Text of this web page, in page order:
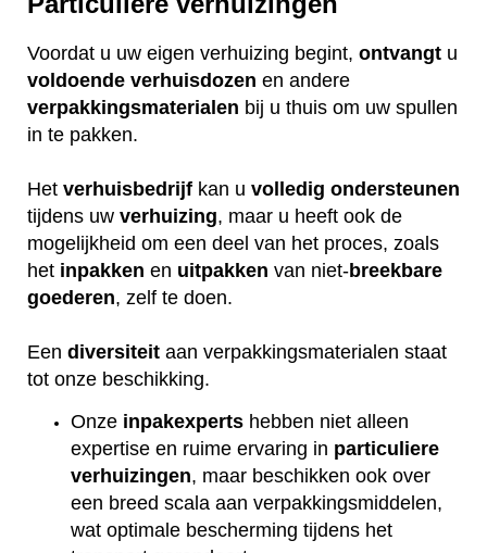
Voordat u uw eigen verhuizing begint, ontvangt u
voldoende verhuisdozen en andere
verpakkingsmaterialen bij u thuis om uw spullen
in te pakken.
Het verhuisbedrijf kan u volledig ondersteunen
tijdens uw verhuizing, maar u heeft ook de
mogelijkheid om een deel van het proces, zoals
het inpakken en uitpakken van niet-breekbare
goederen, zelf te doen.
Een diversiteit aan verpakkingsmaterialen staat
tot onze beschikking.
Onze inpakexperts hebben niet alleen
expertise en ruime ervaring in particuliere
verhuizingen, maar beschikken ook over
een breed scala aan verpakkingsmiddelen,
wat optimale bescherming tijdens het